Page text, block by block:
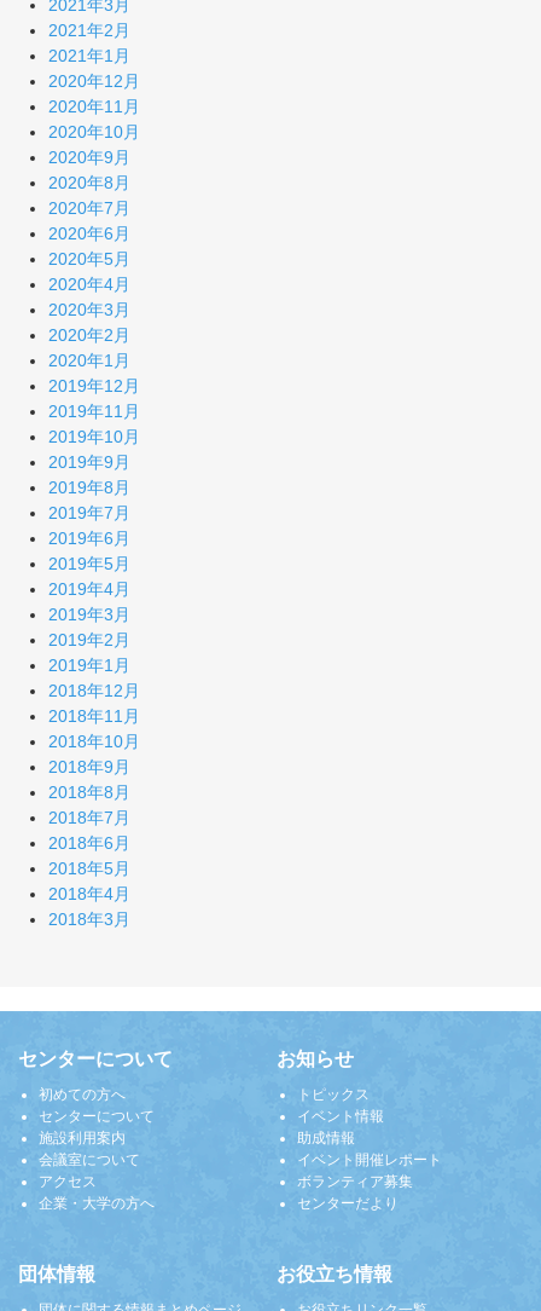
2021年3月
2021年2月
2021年1月
2020年12月
2020年11月
2020年10月
2020年9月
2020年8月
2020年7月
2020年6月
2020年5月
2020年4月
2020年3月
2020年2月
2020年1月
2019年12月
2019年11月
2019年10月
2019年9月
2019年8月
2019年7月
2019年6月
2019年5月
2019年4月
2019年3月
2019年2月
2019年1月
2018年12月
2018年11月
2018年10月
2018年9月
2018年8月
2018年7月
2018年6月
2018年5月
2018年4月
2018年3月
センターについて
初めての方へ
センターについて
施設利用案内
会議室について
アクセス
企業・大学の方へ
お知らせ
トピックス
イベント情報
助成情報
イベント開催レポート
ボランティア募集
センターだより
団体情報 お役立ち情報